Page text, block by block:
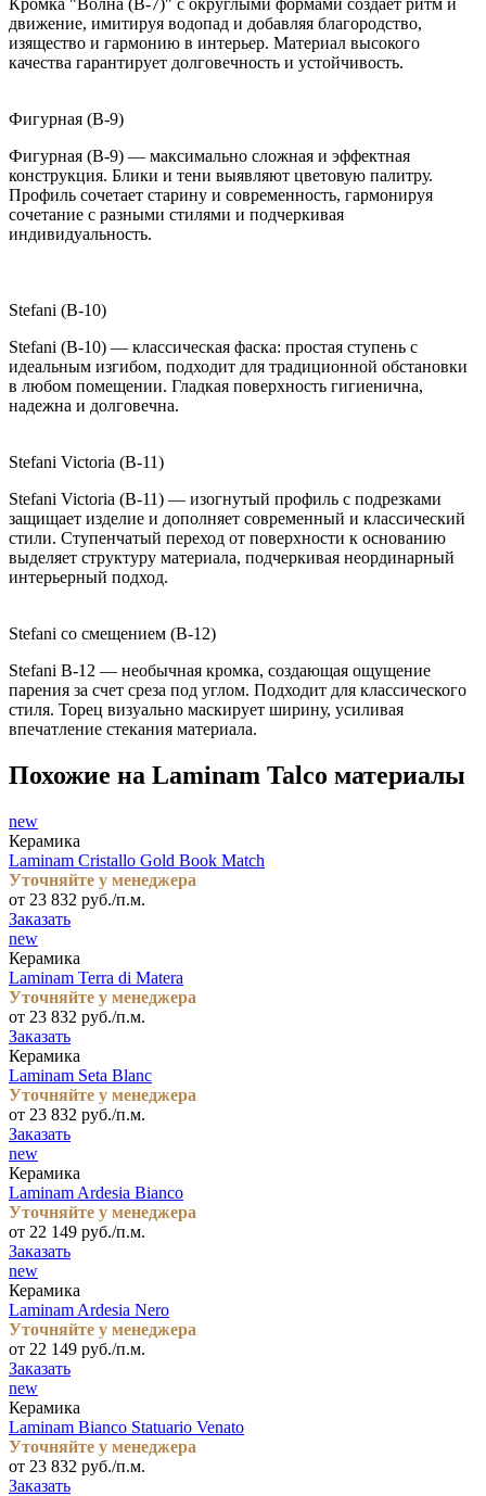
Кромка "Волна (B-7)" с округлыми формами создает ритм и
движение, имитируя водопад и добавляя благородство,
изящество и гармонию в интерьер. Материал высокого
качества гарантирует долговечность и устойчивость.
Фигурная (B-9)
Фигурная (B-9) — максимально сложная и эффектная
конструкция. Блики и тени выявляют цветовую палитру.
Профиль сочетает старину и современность, гармонируя
сочетание с разными стилями и подчеркивая
индивидуальность.
Stefani (B-10)
Stefani (B-10) — классическая фаска: простая ступень с
идеальным изгибом, подходит для традиционной обстановки
в любом помещении. Гладкая поверхность гигиенична,
надежна и долговечна.
Stefani Victoria (B-11)
Stefani Victoria (B-11) — изогнутый профиль с подрезками
защищает изделие и дополняет современный и классический
стили. Ступенчатый переход от поверхности к основанию
выделяет структуру материала, подчеркивая неординарный
интерьерный подход.
Stefani со смещением (B-12)
Stefani B-12 — необычная кромка, создающая ощущение
парения за счет среза под углом. Подходит для классического
стиля. Торец визуально маскирует ширину, усиливая
впечатление стекания материала.
Похожие на Laminam Talco материалы
new
Керамика
Laminam Cristallo Gold Book Match
Уточняйте у менеджера
от 23 832 руб./п.м.
Заказать
new
Керамика
Laminam Terra di Matera
Уточняйте у менеджера
от 23 832 руб./п.м.
Заказать
Керамика
Laminam Seta Blanc
Уточняйте у менеджера
от 23 832 руб./п.м.
Заказать
new
Керамика
Laminam Ardesia Bianco
Уточняйте у менеджера
от 22 149 руб./п.м.
Заказать
new
Керамика
Laminam Ardesia Nero
Уточняйте у менеджера
от 22 149 руб./п.м.
Заказать
new
Керамика
Laminam Bianco Statuario Venato
Уточняйте у менеджера
от 23 832 руб./п.м.
Заказать